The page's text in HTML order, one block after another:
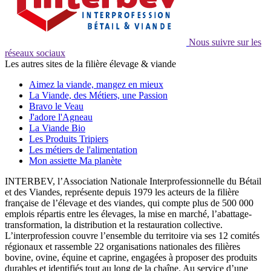
Nous suivre sur les
réseaux sociaux
Les autres sites de la filière élevage & viande
Aimez la viande, mangez en mieux
La Viande, des Métiers, une Passion
Bravo le Veau
J'adore l'Agneau
La Viande Bio
Les Produits Tripiers
Les métiers de l'alimentation
Mon assiette Ma planète
INTERBEV, l’Association Nationale Interprofessionnelle du Bétail
et des Viandes, représente depuis 1979 les acteurs de la filière
française de l’élevage et des viandes, qui compte plus de 500 000
emplois répartis entre les élevages, la mise en marché, l’abattage-
transformation, la distribution et la restauration collective.
L’interprofession couvre l’ensemble du territoire via ses 12 comités
régionaux et rassemble 22 organisations nationales des filières
bovine, ovine, équine et caprine, engagées à proposer des produits
durables et identifiés tout au long de la chaîne. Au service d’une